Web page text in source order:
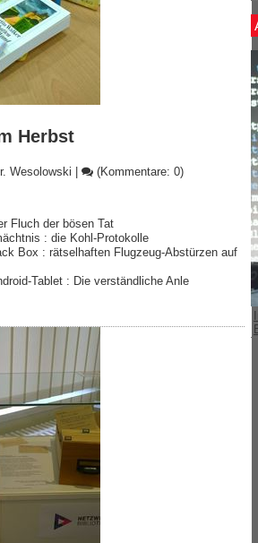
Herbst
Wesolowski |
(Kommentare: 0)
Fluch der bösen Tat
: die Kohl-Protokolle
Box : rätselhaften Flugzeug-Abstürzen auf
Tablet : Die verständliche Anle